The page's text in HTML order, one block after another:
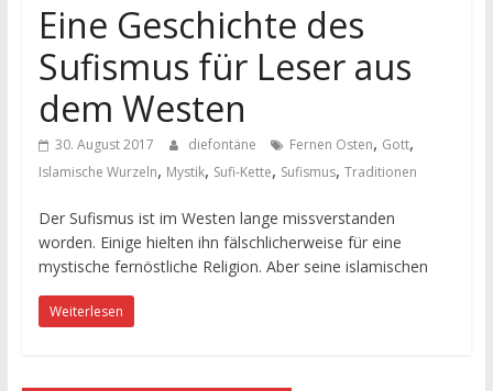
Eine Geschichte des
Sufismus für Leser aus
dem Westen
30. August 2017 diefontäne Fernen Osten, Gott,
Islamische Wurzeln, Mystik, Sufi-Kette, Sufismus, Traditionen
Der Sufismus ist im Westen lange missverstanden
worden. Einige hielten ihn fälschlicherweise für eine
mystische fernöstliche Religion. Aber seine islamischen
Weiterlesen